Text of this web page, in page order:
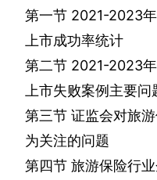
第一节 2021-2023
上市成功率统计
第二节 2021-2023
上市失败案例主要问
第三节 证监会对旅
为关注的问题
第四节 旅游保险行